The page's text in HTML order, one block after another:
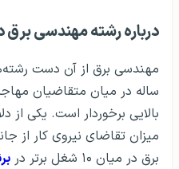
درباره رشته مهندسی برق
مهندسی برق از آن دست
ساله در میان متقاضیان
بالایی برخوردار است. یکی از
میزان تقاضای نیروی کار از
برق در میان ۱۰ شغل برتر در